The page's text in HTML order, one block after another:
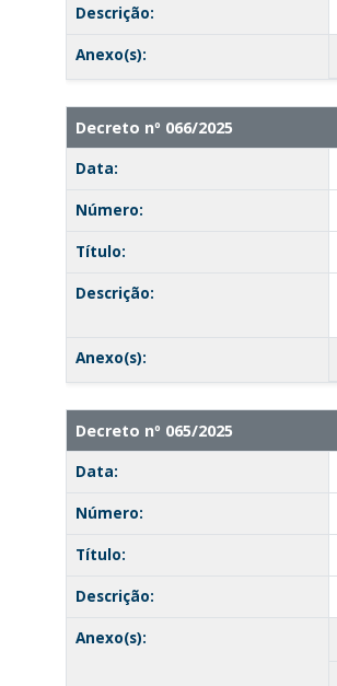
Descrição:
Anexo(s):
Decreto nº 066/2025
Data:
Número:
Título:
Descrição:
Anexo(s):
Decreto nº 065/2025
Data:
Número:
Título:
Descrição:
Anexo(s):